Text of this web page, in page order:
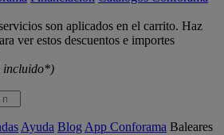
son aplicados en el carrito. Haz
ver estos descuentos e importes
incluido*)
Ayuda Blog App Conforama Baleares